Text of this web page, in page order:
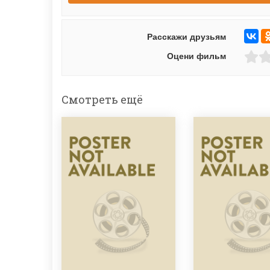
Расскажи друзьям
Оцени фильм
Смотреть ещё